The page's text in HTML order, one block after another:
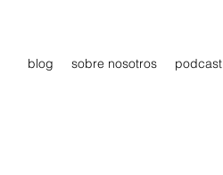
blog sobre nosotros podcast